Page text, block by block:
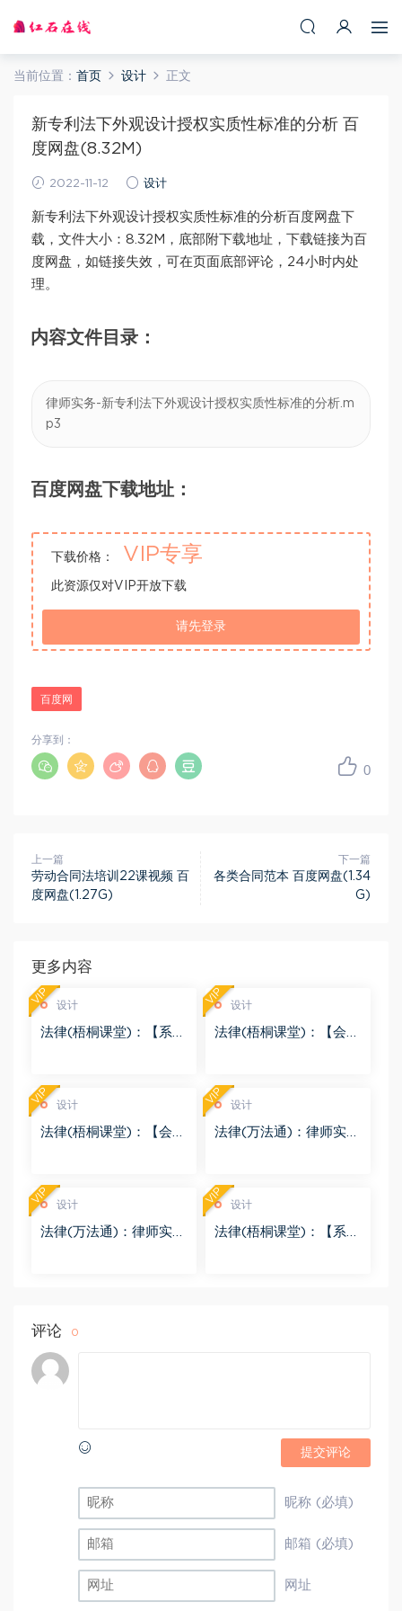
当前位置： 首页 设计 正文
新专利法下外观设计授权实质性标准的分析 百
度网盘(8.32M)
2022-11-12 设计
新专利法下外观设计授权实质性标准的分析百度网盘下
载，文件大小：8.32M，底部附下载地址，下载链接为百
度网盘，如链接失效，可在页面底部评论，24小时内处
理。
内容文件目录：
律师实务-新专利法下外观设计授权实质性标准的分析.m
p3
百度网盘下载地址：
下载价格： VIP专享
此资源仅对VIP开放下载
请先登录
百度网
0
分享到：
上一篇
劳动合同法培训22课视频 百
度网盘(1.27G)
下一篇
各类合同范本 百度网盘(1.34
G)
更多内容
设计
法律(梧桐课堂)：【系列
网盘(77.64M)
VIP 设计
法律(梧桐课堂)：【会】
网盘(17.30M)
VIP
设计
法律(梧桐课堂)：【会】
9M)
VIP 设计
法律(万法通)：律师实
2M)
VIP
设计
法律(万法通)：律师实
VIP 设计
法律(梧桐课堂)：【系列
VIP
评论 0
提交评论
昵称 (必填)
邮箱 (必填)
网址